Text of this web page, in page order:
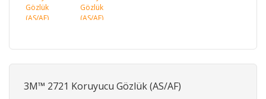
3M™ 2721 Koruyucu Gözlük (AS/AF)